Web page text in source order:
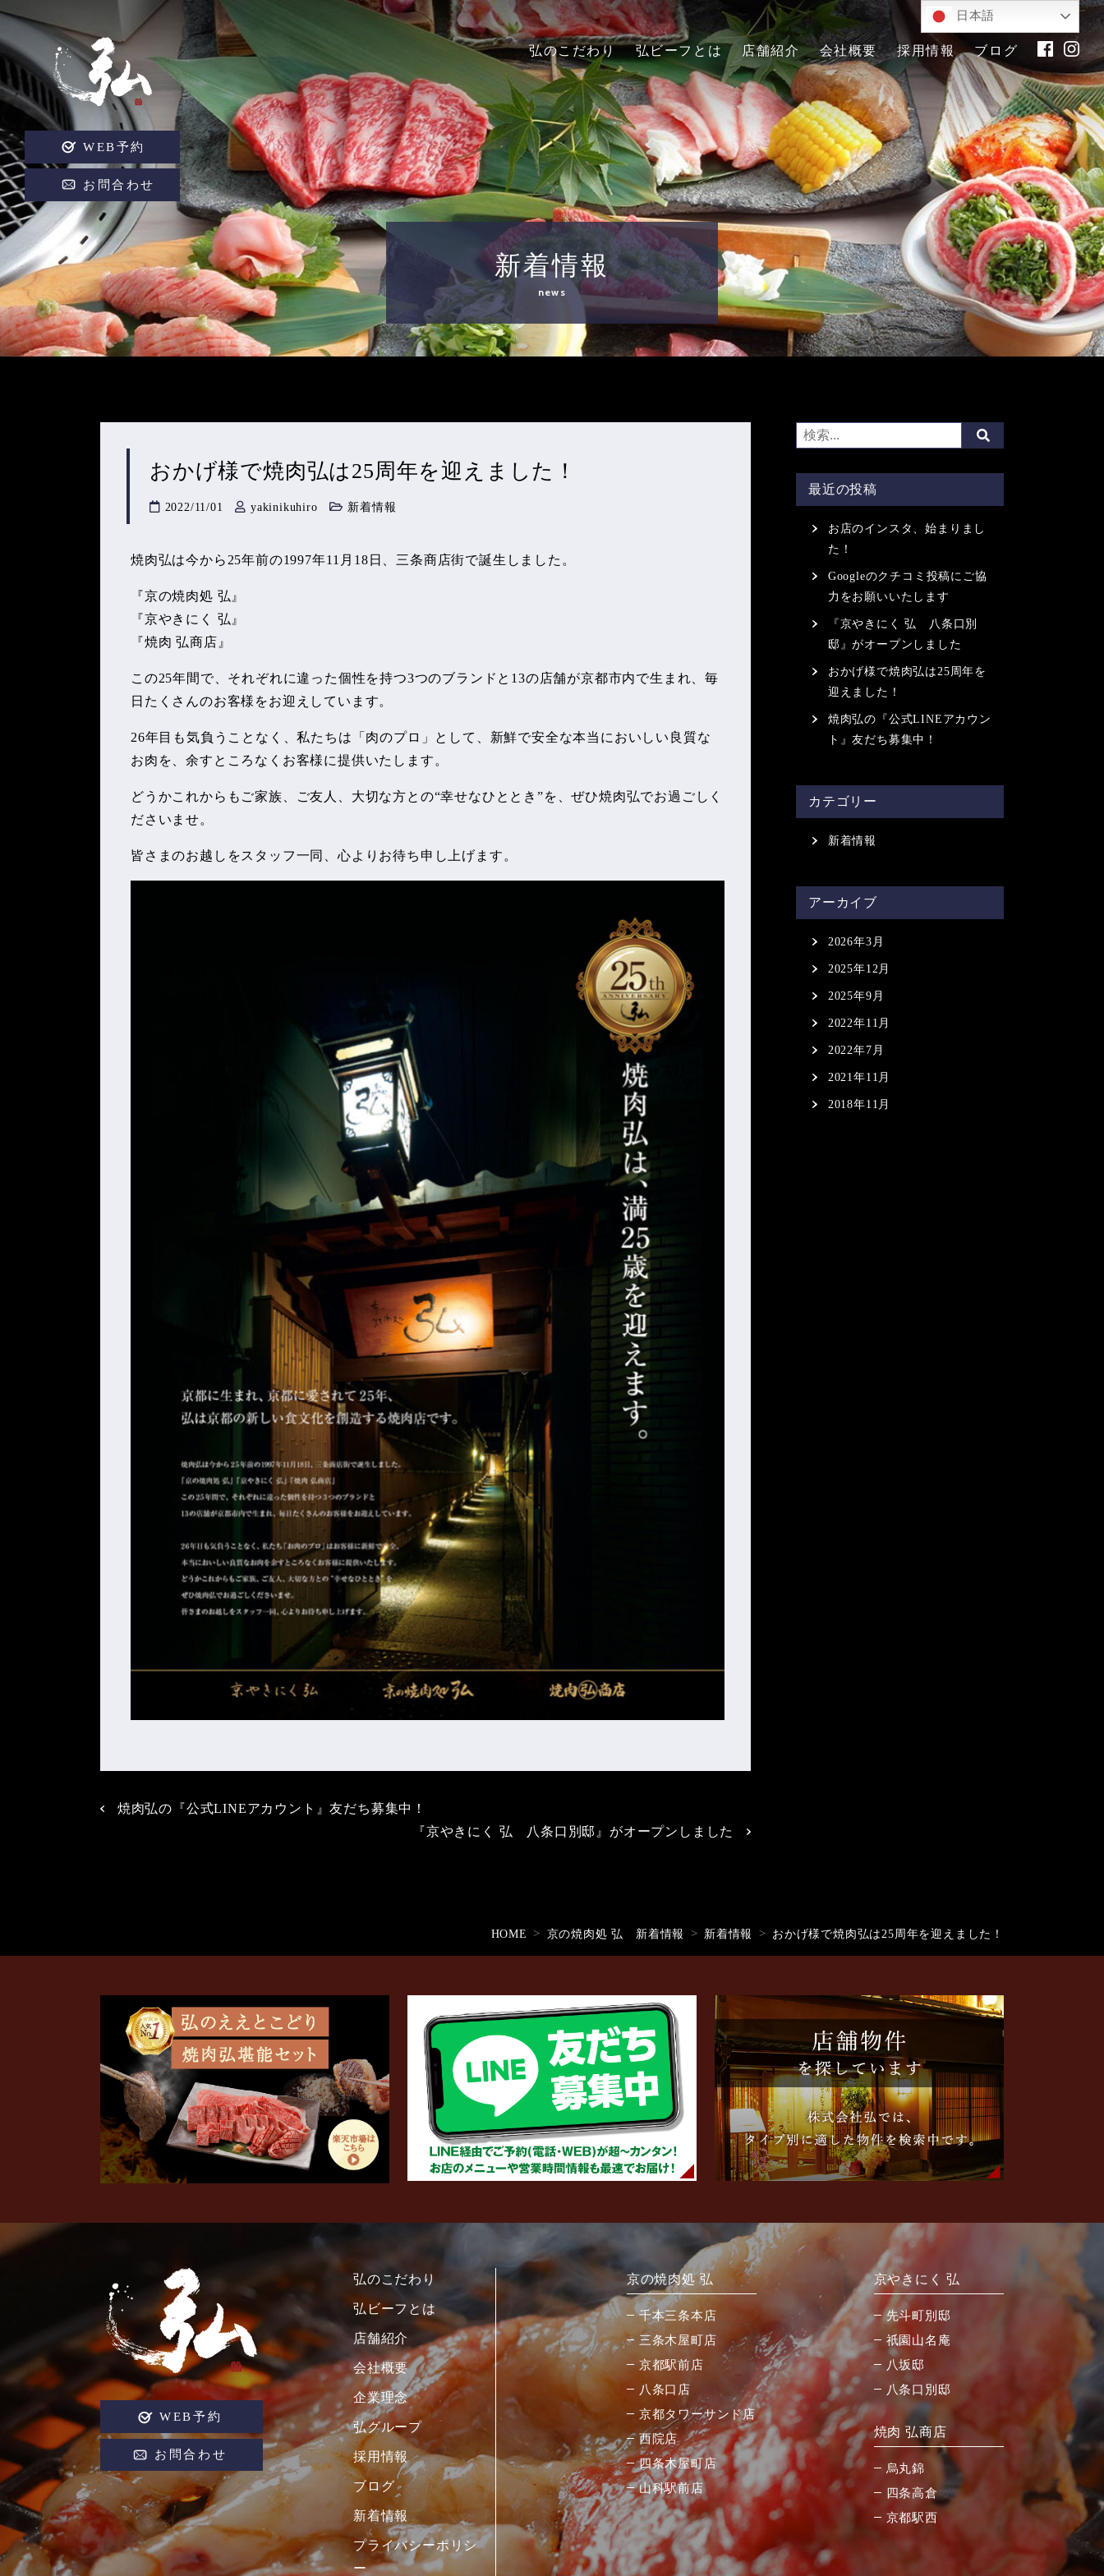
WEB予約
お問合わせ
弘のこだわり 弘ビーフとは 店舗紹介 会社概要 採用情報 ブログ
日本語
新着情報
news
おかげ様で焼肉弘は25周年を迎えました！
2022/11/01 yakinikuhiro 新着情報
焼肉弘は今から25年前の1997年11月18日、三条商店街で誕生しました。
『京の焼肉処 弘』
『京やきにく 弘』
『焼肉 弘商店』
この25年間で、それぞれに違った個性を持つ3つのブランドと13の店舗が京都市内で生まれ、毎
日たくさんのお客様をお迎えしています。
26年目も気負うことなく、私たちは「肉のプロ」として、新鮮で安全な本当においしい良質な
お肉を、余すところなくお客様に提供いたします。
どうかこれからもご家族、ご友人、大切な方との“幸せなひととき”を、ぜひ焼肉弘でお過ごしく
ださいませ。
皆さまのお越しをスタッフ一同、心よりお待ち申し上げます。
焼肉弘の『公式LINEアカウント』友だち募集中！
『京やきにく 弘 八条口別邸』がオープンしました
最近の投稿
お店のインスタ、始まりまし
た！
Googleのクチコミ投稿にご協
力をお願いいたします
『京やきにく 弘 八条口別
邸』がオープンしました
おかげ様で焼肉弘は25周年を
迎えました！
焼肉弘の『公式LINEアカウン
ト』友だち募集中！
カテゴリー
新着情報
アーカイブ
2026年3月
2025年12月
2025年9月
2022年11月
2022年7月
2021年11月
2018年11月
HOME 京の焼肉処 弘 新着情報 新着情報 おかげ様で焼肉弘は25周年を迎えました！
WEB予約
お問合わせ
弘のこだわり
弘ビーフとは
店舗紹介
会社概要
企業理念
弘グループ
採用情報
ブログ
新着情報
プライバシーポリシ
ー
京の焼肉処 弘
千本三条本店
三条木屋町店
京都駅前店
八条口店
京都タワーサンド店
西院店
四条木屋町店
山科駅前店
京やきにく 弘
先斗町別邸
祇園山名庵
八坂邸
八条口別邸
焼肉 弘商店
烏丸錦
四条高倉
京都駅西